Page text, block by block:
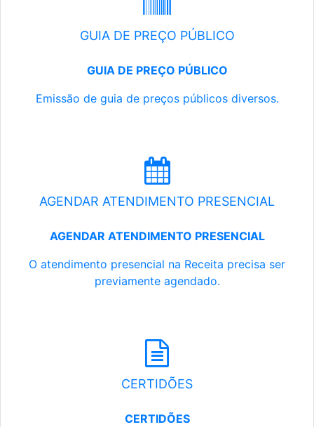
GUIA DE PREÇO PÚBLICO
GUIA DE PREÇO PÚBLICO
Emissão de guia de preços públicos diversos.
AGENDAR ATENDIMENTO PRESENCIAL
AGENDAR ATENDIMENTO PRESENCIAL
O atendimento presencial na Receita precisa ser
previamente agendado.
CERTIDÕES
CERTIDÕES